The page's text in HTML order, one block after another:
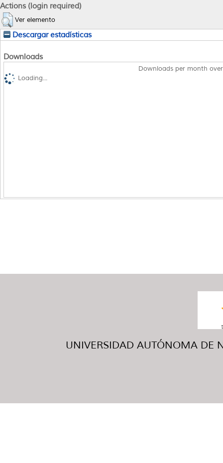
Actions (login required)
Ver elemento
Descargar estadísticas
Downloads
Downloads per month
Loading...
UNIVERSIDAD AUTÓNOMA DE